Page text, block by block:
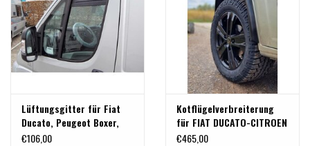
Lüftungsgitter für Fiat
Ducato, Peugeot Boxer,
Citroen Jumper
€106,00
Kotflügelverbreiterung
für FIAT DUCATO-CITROEN
JUMPER -PEUGEOT BOXER-
€465,00